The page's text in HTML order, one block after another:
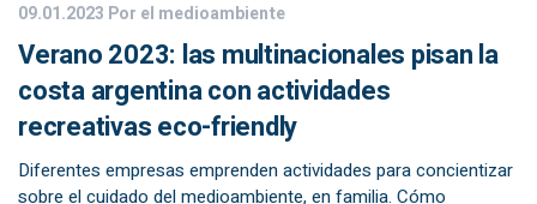
09.01.2023 Por el medioambiente
Verano 2023: las multinacionales pisan la
costa argentina con actividades
recreativas eco-friendly
Diferentes empresas emprenden actividades para concientizar
sobre el cuidado del medioambiente, en familia. Cómo